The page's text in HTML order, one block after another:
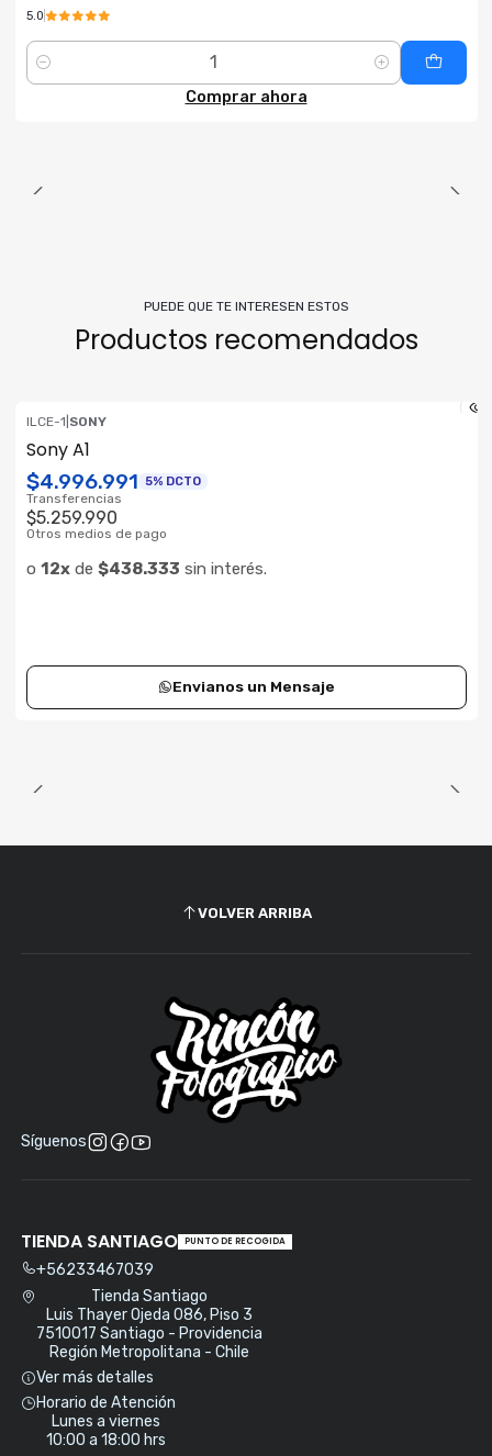
5.0
Cantidad
Comprar ahora
PUEDE QUE TE INTERESEN ESTOS
Productos recomendados
Consultar su Stock
ILCE-1 SONY
Sony A1
$4.996.991 5% DCTO
Transferencias
$5.259.990
Otros medios de pago
o 12xde $438.333 sin interés.
Envianos un Mensaje
VOLVER ARRIBA
Síguenos
TIENDA SANTIAGO PUNTO DE RECOGIDA
+56233467039
Tienda Santiago
Luis Thayer Ojeda 086, Piso 3
7510017 Santiago - Providencia
Región Metropolitana - Chile
Ver más detalles
Horario de Atención
Lunes a viernes
10:00 a 18:00 hrs